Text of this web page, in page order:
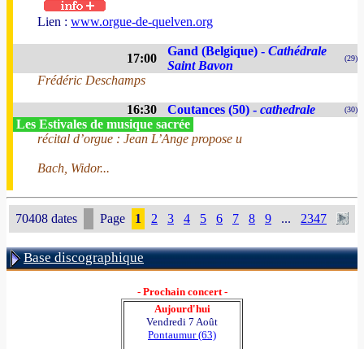
Lien : www.orgue-de-quelven.org
17:00
Gand (Belgique) - Cathédrale
Saint Bavon
(29)
Frédéric Deschamps
16:30 Coutances (50) - cathedrale (30)
Les Estivales de musique sacrée
récital d’orgue : Jean L’Ange propose u
Bach, Widor...
70408 dates Page 1 2 3 4 5 6 7 8 9 ... 2347
Base discographique
- Prochain concert -
Aujourd'hui
Vendredi 7 Août
Pontaumur (63)